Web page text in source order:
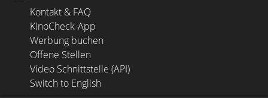
Kontakt & FAQ
KinoCheck-App
Werbung buchen
Offene Stellen
Video Schnittstelle (API)
Switch to English